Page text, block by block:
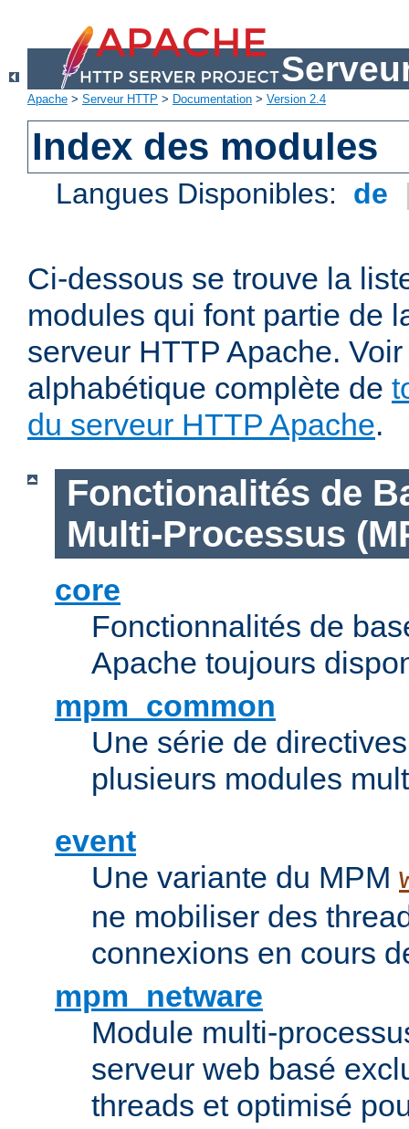
Apache > Serveur HTTP > Documentation > Version 2.4
Index des modules
Langues Disponibles: de
Ci-dessous se trouve la
modules qui font partie de
serveur HTTP Apache.
alphabétique complète de
du serveur HTTP Apache.
Fonctionalités de
Multi-Processus
core
Fonctionnalités de
Apache toujours
mpm_common
Une série de
plusieurs modules
event
Une variante du MPM
ne mobiliser des
connexions en cours
mpm_netware
Module multi-
serveur web basé
threads et optimisé